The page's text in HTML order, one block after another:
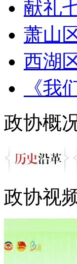
献礼
萧山
西湖
《我
政协概
政协视